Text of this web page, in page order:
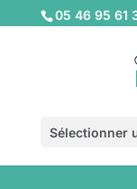
05 46 95 61
Sélectionner